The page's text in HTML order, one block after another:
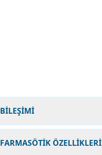
BİLEŞİMİ
FARMASÖTİK ÖZELLİKLERİ